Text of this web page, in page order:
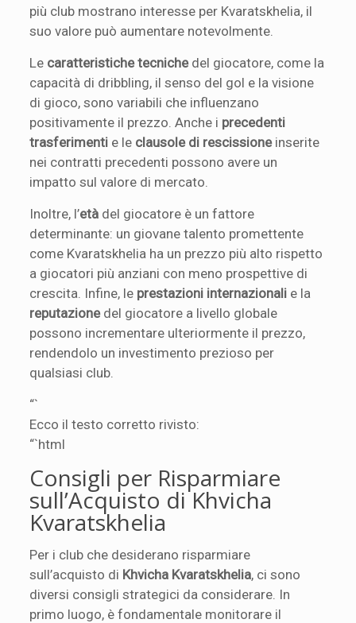
più club mostrano interesse per Kvaratskhelia, il
suo valore può aumentare notevolmente.
Le caratteristiche tecnichedel giocatore, come la
capacità di dribbling, il senso del gol e la visione
di gioco, sono variabili che influenzano
positivamente il prezzo. Anche i precedenti
trasferimenti e le clausole di rescissioneinserite
nei contratti precedenti possono avere un
impatto sul valore di mercato.
Inoltre, l’età del giocatore è un fattore
determinante: un giovane talento promettente
come Kvaratskhelia ha un prezzo più alto rispetto
a giocatori più anziani con meno prospettive di
crescita. Infine, le prestazioni internazionali e la
reputazionedel giocatore a livello globale
possono incrementare ulteriormente il prezzo,
rendendolo un investimento prezioso per
qualsiasi club.
“`
Ecco il testo corretto rivisto:
“`html
Consigli per Risparmiare
sull’Acquisto di Khvicha
Kvaratskhelia
Per i club che desiderano risparmiare
sull’acquisto di Khvicha Kvaratskhelia, ci sono
diversi consigli strategici da considerare. In
primo luogo, è fondamentale monitorare il